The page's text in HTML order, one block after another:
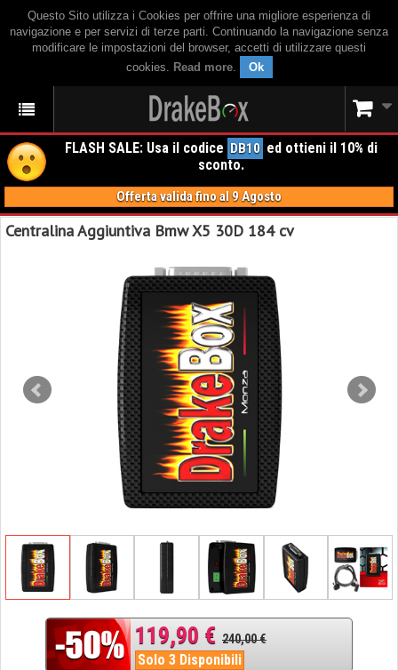
Questo Sito utilizza i Cookies per offrire una migliore esperienza di
navigazione e per servizi di terze parti. Continuando la navigazione senza
modificare le impostazioni del browser, accetti di utilizzare questi
cookies. Read more. Ok
FLASH SALE: Usa il codice DB10 ed ottieni il 10% di
sconto.
Offerta valida fino al 9 Agosto
Centralina Aggiuntiva Bmw X5 30D 184 cv
119,90 € 240,00 €
Solo 3 Disponibili